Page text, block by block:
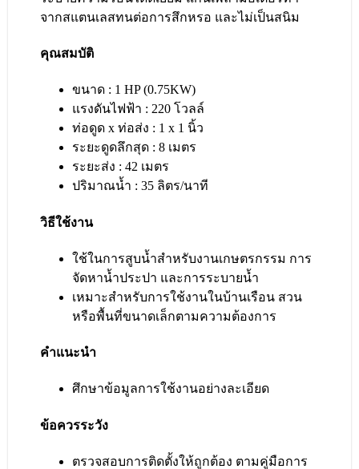
จากสแตนเลสทนต่อการสึกหรอ และไม่เป็นสนิม
คุณสมบัติ
ขนาด : 1 HP (0.75KW)
แรงดันไฟฟ้า : 220 โวลล์
ท่อดูด x ท่อส่ง : 1 x 1 นิ้ว
ระยะดูดลึกสุด : 8 เมตร
ระยะส่ง : 42 เมตร
ปริมาณน้ำ : 35 ลิตร/นาที
วิธีใช้งาน
ใช้ในการสูบน้ำสำหรับงานเกษตรกรรม การ
จัดหาน้ำประปา และการระบายน้ำ
เหมาะสำหรับการใช้งานในบ้านเรือน สวน
หรือพื้นที่ขนาดเล็กตามความต้องการ
คำแนะนำ
ศึกษาข้อมูลการใช้งานอย่างละเอียด
ข้อควรระวัง
ตรวจสอบการติดตั้งให้ถูกต้อง ตามคู่มือการ